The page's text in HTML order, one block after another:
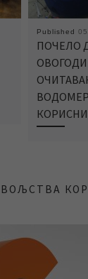
Published
ПОЧЕЛО